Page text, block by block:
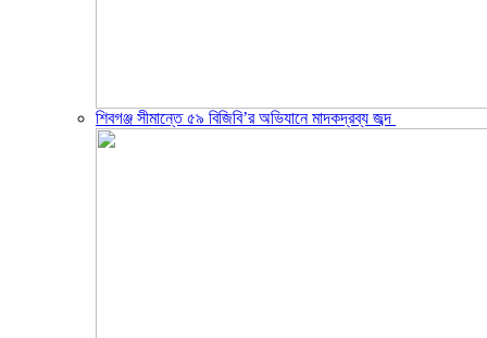
শিবগঞ্জ সীমান্তে ৫৯ বিজিবি’র অভিযানে মাদকদ্রব্য জব্দ ​